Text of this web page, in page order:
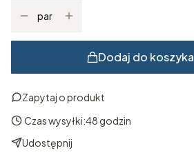
par
Dodaj do koszyka
Zapytaj o produkt
Czas wysyłki:48 godzin
Udostępnij